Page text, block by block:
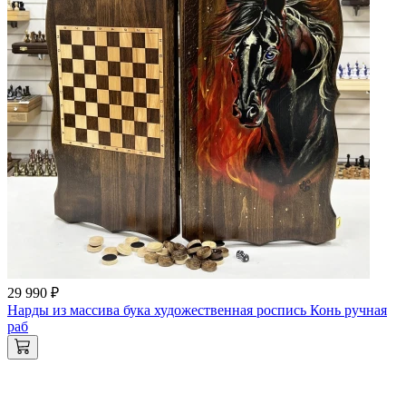
29 990 ₽
Нарды из массива бука художественная роспись Конь ручная
раб